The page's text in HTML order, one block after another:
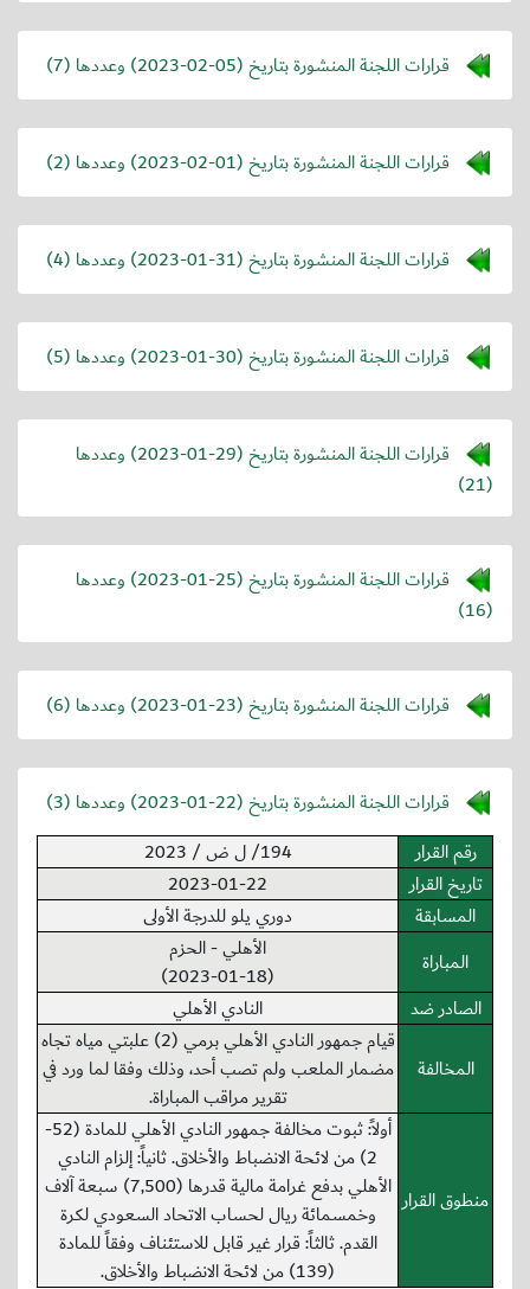
قرارات اللجنة المنشورة بتاريخ (2023-02-05) وعددها (7)
قرارات اللجنة المنشورة بتاريخ (2023-02-01) وعددها (2)
قرارات اللجنة المنشورة بتاريخ (2023-01-31) وعددها (4)
قرارات اللجنة المنشورة بتاريخ (2023-01-30) وعددها (5)
قرارات اللجنة المنشورة بتاريخ (2023-01-29) وعددها
(21)
قرارات اللجنة المنشورة بتاريخ (2023-01-25) وعددها
(16)
قرارات اللجنة المنشورة بتاريخ (2023-01-23) وعددها (6)
قرارات اللجنة المنشورة بتاريخ (2023-01-22) وعددها (3)
رقم القرار
194/ ل ض / 2023
تاريخ القرار
2023-01-22
المسابقة
دوري يلو للدرجة الأولى
المباراة
الأهلي - الحزم
(2023-01-18)
الصادر ضد
النادي الأهلي
المخالفة
قيام جمهور النادي الأهلي برمي (2) علبتي مياه تجاه
مضمار الملعب ولم تصب أحد، وذلك وفقا لما ورد في
تقرير مراقب المباراة.
منطوق القرار
أولاً: ثبوت مخالفة جمهور النادي الأهلي للمادة (52-
2) من لائحة الانضباط والأخلاق. ثانياً: إلزام النادي
الأهلي بدفع غرامة مالية قدرها (7,500) سبعة آلاف
وخمسمائة ريال لحساب الاتحاد السعودي لكرة
القدم. ثالثاً: قرار غير قابل للاستئناف وفقاً للمادة
(139) من لائحة الانضباط والأخلاق.